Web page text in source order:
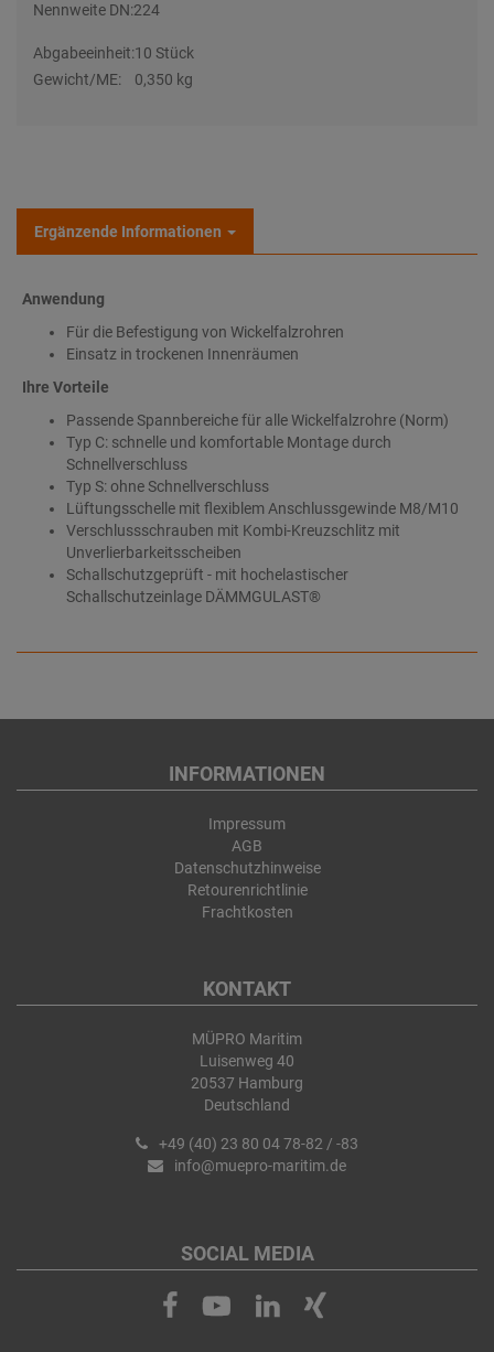
Nennweite DN:224
Abgabeeinheit:10 Stück
Gewicht/ME:
0,350 kg
Ergänzende Informationen
Anwendung
Für die Befestigung von Wickelfalzrohren
Einsatz in trockenen Innenräumen
Ihre Vorteile
Passende Spannbereiche für alle Wickelfalzrohre (Norm)
Typ C: schnelle und komfortable Montage durch
Schnellverschluss
Typ S: ohne Schnellverschluss
Lüftungsschelle mit flexiblem Anschlussgewinde M8/M10
Verschlussschrauben mit Kombi-Kreuzschlitz mit
Unverlierbarkeitsscheiben
Schallschutzgeprüft - mit hochelastischer
Schallschutzeinlage DÄMMGULAST®
INFORMATIONEN
Impressum
AGB
Datenschutzhinweise
Retourenrichtlinie
Frachtkosten
KONTAKT
MÜPRO Maritim
Luisenweg 40
20537 Hamburg
Deutschland
+49 (40) 23 80 04 78-82 / -83
info@muepro-maritim.de
SOCIAL MEDIA